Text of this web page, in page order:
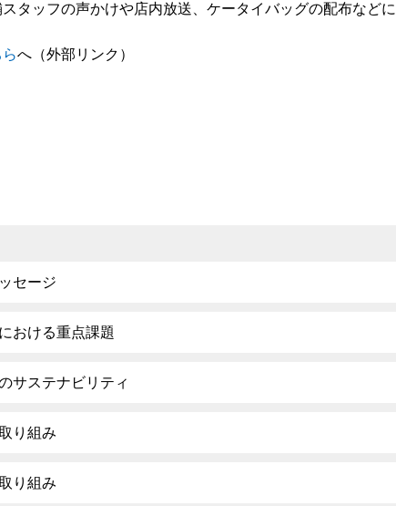
タッフの声かけや店内放送、ケータイバッグの配布など
へ（外部リンク）
セージ
おける重点課題
サステナビリティ
り組み
り組み